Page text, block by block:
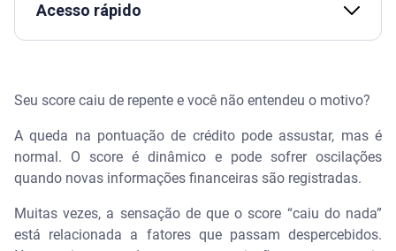
Acesso rápido
Principais motivos para a queda do score
Por que o score pode cair mesmo pagando contas
em dia?
Seu score caiu de repente e você não entendeu o motivo?
A queda na pontuação de crédito pode assustar, mas é
normal. O score é dinâmico e pode sofrer oscilações
quando novas informações financeiras são registradas.
Muitas vezes, a sensação de que o score “caiu do nada”
está relacionada a fatores que passam despercebidos.